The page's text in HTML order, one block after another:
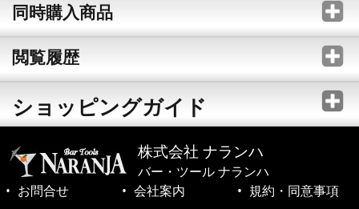
同時購入商品
閲覧履歴
ショッピングガイド
株式会社 ナランハ
バー・ツール ナランハ
お問合せ
会社案内
規約・同意事項